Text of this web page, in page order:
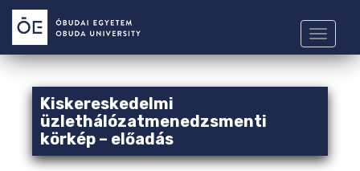
p
Kiskereskedelmi
üzlethálózatmenedzsmenti
körkép – előadás